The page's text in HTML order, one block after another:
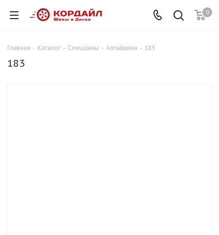
0
Главная - Каталог - Спецшины - Алтайшина - 183
183